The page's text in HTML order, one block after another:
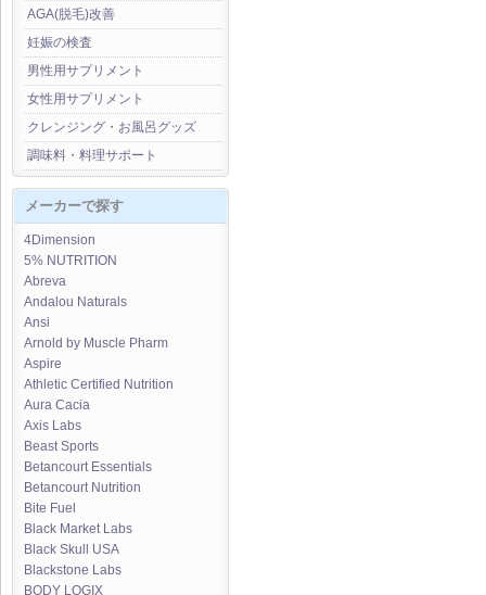
AGA(脱毛)改善
妊娠の検査
男性用サプリメント
女性用サプリメント
クレンジング・お風呂グッズ
調味料・料理サポート
メーカーで探す
4Dimension
5% NUTRITION
Abreva
Andalou Naturals
Ansi
Arnold by Muscle Pharm
Aspire
Athletic Certified Nutrition
Aura Cacia
Axis Labs
Beast Sports
Betancourt Essentials
Betancourt Nutrition
Bite Fuel
Black Market Labs
Black Skull USA
Blackstone Labs
BODY LOGIX